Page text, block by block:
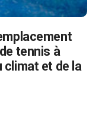
tennis à
climat et de la